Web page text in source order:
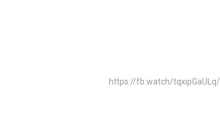
https://fb.watch/tqxipGaULq/